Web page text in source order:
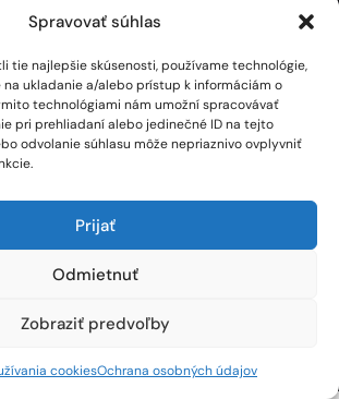
Spravovať súhlas
tie najlepšie skúsenosti, používame technológie,
na ukladanie a/alebo prístup k informáciám o
technológiami nám umožní spracovávať
pri prehliadaní alebo jedinečné ID na tejto
odvolanie súhlasu môže nepriaznivo ovplyvniť
Prijať
Odmietnuť
Zobraziť predvoľby
cookiesOchrana osobných údajov
Slovenská republika
používania cookies
| Všetky práva vyhradené. | Vytvoril: Marek Heinfarth.